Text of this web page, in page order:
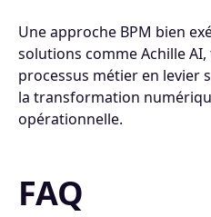
Une approche BPM bien
solutions comme Achille
processus métier en levier
la transformation
opérationnelle.
FAQ